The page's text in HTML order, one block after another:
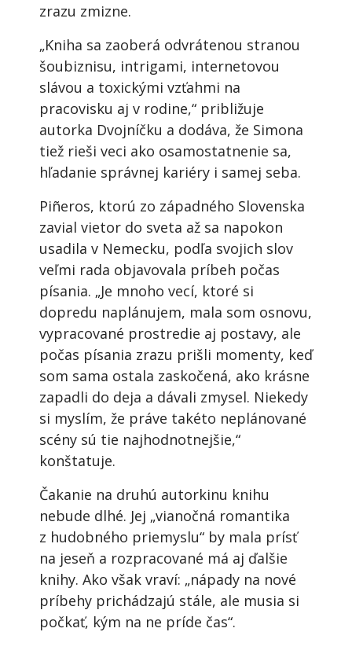
zrazu zmizne.
„Kniha sa zaoberá odvrátenou stranou
šoubiznisu, intrigami, internetovou
slávou a toxickými vzťahmi na
pracovisku aj v rodine,“ približuje
autorka Dvojníčku a dodáva, že Simona
tiež rieši veci ako osamostatnenie sa,
hľadanie správnej kariéry i samej seba.
Piñeros, ktorú zo západného Slovenska
zavial vietor do sveta až sa napokon
usadila v Nemecku, podľa svojich slov
veľmi rada objavovala príbeh počas
písania. „Je mnoho vecí, ktoré si
dopredu naplánujem, mala som osnovu,
vypracované prostredie aj postavy, ale
počas písania zrazu prišli momenty, keď
som sama ostala zaskočená, ako krásne
zapadli do deja a dávali zmysel. Niekedy
si myslím, že práve takéto neplánované
scény sú tie najhodnotnejšie,“
konštatuje.
Čakanie na druhú autorkinu knihu
nebude dlhé. Jej „vianočná romantika
z hudobného priemyslu“ by mala prísť
na jeseň a rozpracované má aj ďalšie
knihy. Ako však vraví: „nápady na nové
príbehy prichádzajú stále, ale musia si
počkať, kým na ne príde čas“.